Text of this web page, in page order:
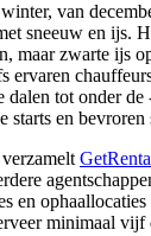
van
sneeuw en ijs.
maar zwarte ijs
ervaren
dalen tot onder
starts en bevroren
en
minimaal vijf